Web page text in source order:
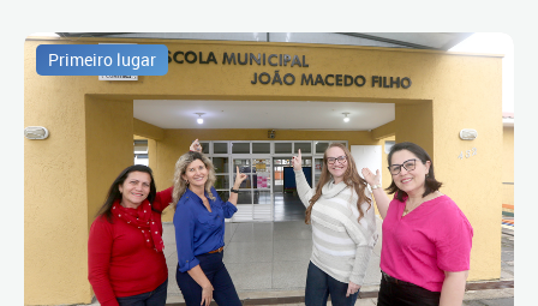
Primeiro lugar